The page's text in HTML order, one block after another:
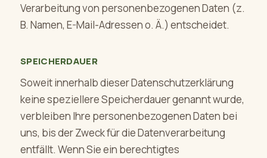
Verarbeitung von personenbezogenen Daten (z.
B. Namen, E-Mail-Adressen o. Ä.) entscheidet.
SPEICHERDAUER
Soweit innerhalb dieser Datenschutzerklärung
keine speziellere Speicherdauer genannt wurde,
verbleiben Ihre personenbezogenen Daten bei
uns, bis der Zweck für die Datenverarbeitung
entfällt. Wenn Sie ein berechtigtes